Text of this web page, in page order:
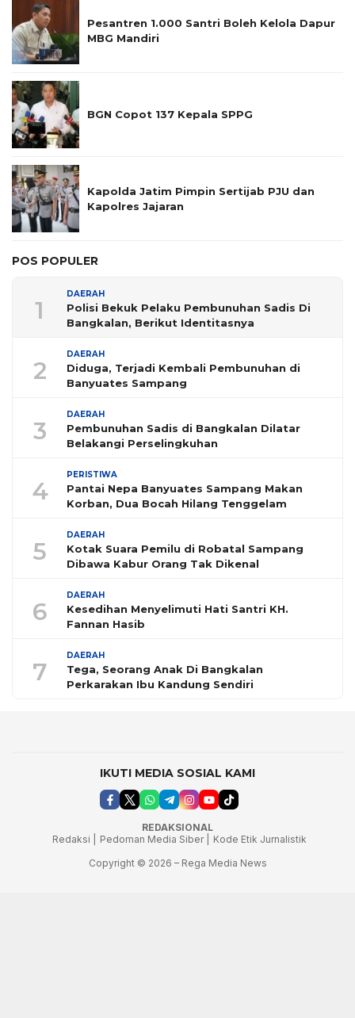
Pesantren 1.000 Santri Boleh Kelola Dapur
MBG Mandiri
BGN Copot 137 Kepala SPPG
Kapolda Jatim Pimpin Sertijab PJU dan
Kapolres Jajaran
POS POPULER
1
DAERAH
Polisi Bekuk Pelaku Pembunuhan Sadis Di
Bangkalan, Berikut Identitasnya
2
DAERAH
Diduga, Terjadi Kembali Pembunuhan di
Banyuates Sampang
3
DAERAH
Pembunuhan Sadis di Bangkalan Dilatar
Belakangi Perselingkuhan
4
PERISTIWA
Pantai Nepa Banyuates Sampang Makan
Korban, Dua Bocah Hilang Tenggelam
5
DAERAH
Kotak Suara Pemilu di Robatal Sampang
Dibawa Kabur Orang Tak Dikenal
6
DAERAH
Kesedihan Menyelimuti Hati Santri KH.
Fannan Hasib
7
DAERAH
Tega, Seorang Anak Di Bangkalan
Perkarakan Ibu Kandung Sendiri
IKUTI MEDIA SOSIAL KAMI
REDAKSIONAL
Redaksi |
Pedoman Media Siber |
Kode Etik Jurnalistik
Copyright © 2026 – Rega Media News